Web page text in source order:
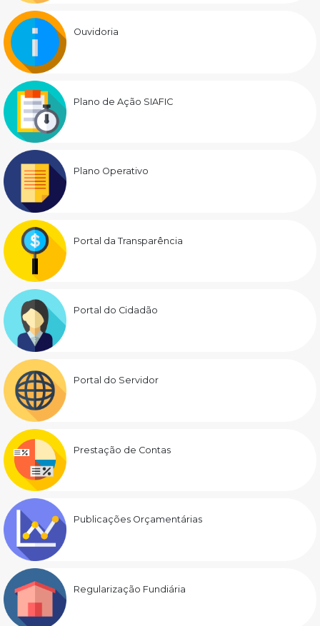
Ouvidoria
Plano de Ação SIAFIC
Plano Operativo
Portal da Transparência
Portal do Cidadão
Portal do Servidor
Prestação de Contas
Publicações Orçamentárias
Regularização Fundiária